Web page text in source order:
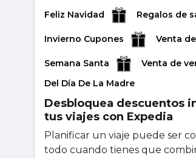
Feliz Navidad Regalos de
Invierno Cupones Venta
Semana Santa Venta de
Del Día De La Madre
Desbloquea descuentos
tus viajes con Expedia
Planificar un viaje puede ser
todo cuando tienes que